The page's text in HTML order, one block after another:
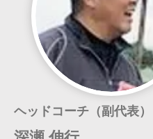
ヘッドコーチ（副代表）